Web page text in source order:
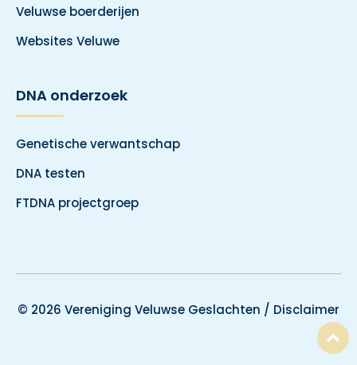
Veluwse boerderijen
Websites Veluwe
DNA onderzoek
Genetische verwantschap
DNA testen
FTDNA projectgroep
© 2026 Vereniging Veluwse Geslachten / Disclaimer